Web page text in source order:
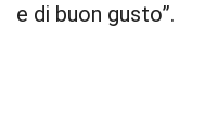
e di buon gusto”.